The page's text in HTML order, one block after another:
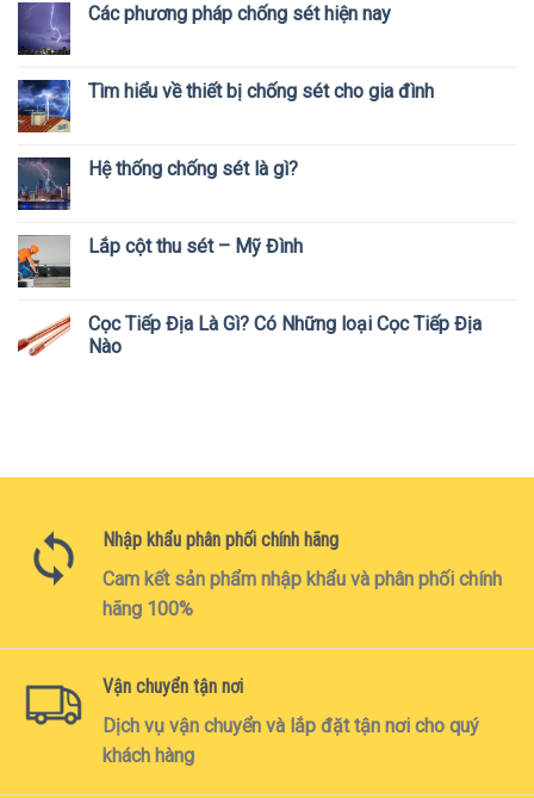
Các phương pháp chống sét hiện nay
Tìm hiểu về thiết bị chống sét cho gia đình
Hệ thống chống sét là gì?
Lắp cột thu sét – Mỹ Đình
Cọc Tiếp Địa Là Gì? Có Những loại Cọc Tiếp Địa
Nào
Nhập khẩu phân phối chính hãng
Cam kết sản phẩm nhập khẩu và phân phối chính
hãng 100%
Vận chuyển tận nơi
Dịch vụ vận chuyển và lắp đặt tận nơi cho quý
khách hàng